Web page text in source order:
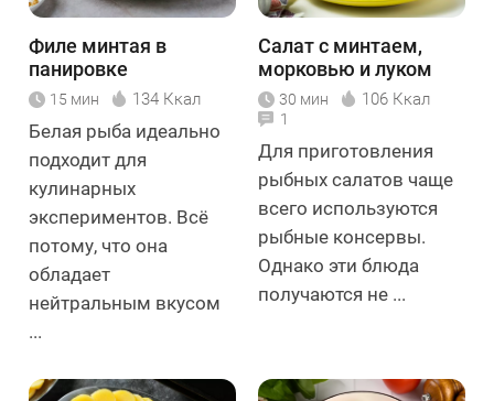
Филе минтая в
панировке
15 мин 134 Ккал
Белая рыба идеально
подходит для
кулинарных
экспериментов. Всё
потому, что она
обладает
нейтральным вкусом
...
Салат с минтаем,
морковью и луком
30 мин 106 Ккал
1
Для приготовления
рыбных салатов чаще
всего используются
рыбные консервы.
Однако эти блюда
получаются не ...